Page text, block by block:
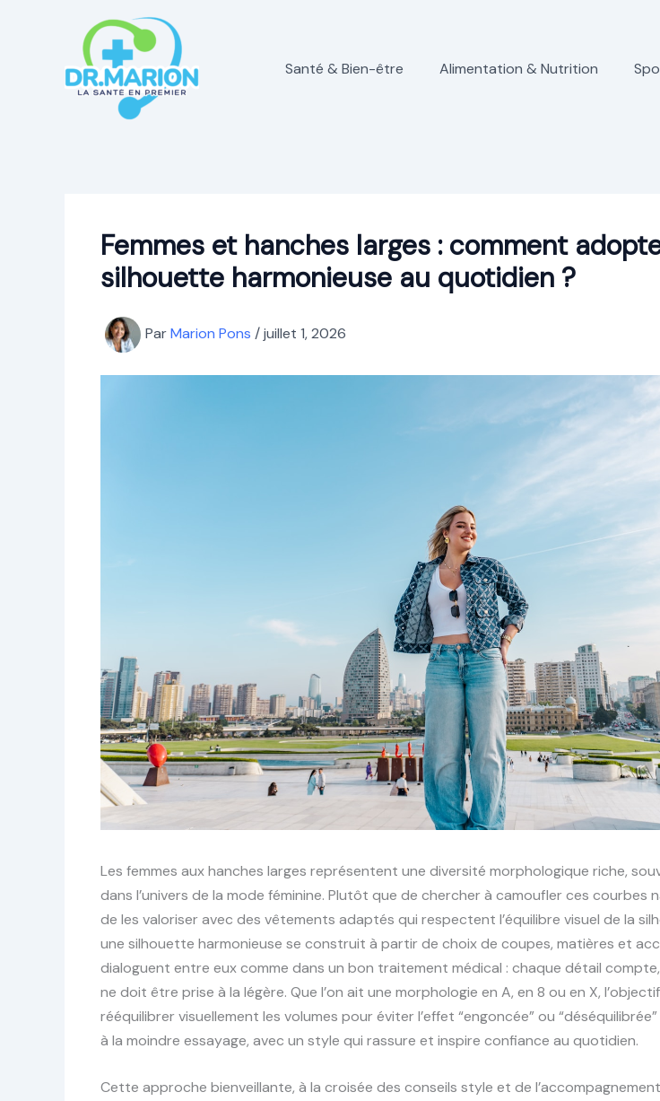
Santé & Bien-être Alimentation & Nutrition
Femmes et hanches larges : comment
silhouette harmonieuse au quotidien ?
ParMarion Pons /juillet 1, 2026
Les femmes aux hanches larges représentent une diversité morphologique riche,
dans l’univers de la mode féminine. Plutôt que de chercher à camoufler ces courbes
de les valoriser avec des vêtements adaptés qui respectent l’équilibre visuel de la
une silhouette harmonieuse se construit à partir de choix de coupes, matières et
dialoguent entre eux comme dans un bon traitement médical : chaque détail
ne doit être prise à la légère. Que l’on ait une morphologie en A, en 8 ou en X,
rééquilibrer visuellement les volumes pour éviter l’effet “engoncée” ou
à la moindre essayage, avec un style qui rassure et inspire confiance au quotidien.
Cette approche bienveillante, à la croisée des conseils style et de